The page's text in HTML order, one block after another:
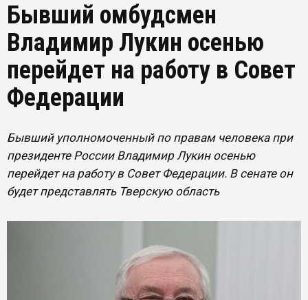
Бывший омбудсмен
Владимир Лукин осенью
перейдет на работу в Совет
Федерации
Бывший уполномоченный по правам человека при
президенте России Владимир Лукин осенью
перейдет на работу в Совет Федерации. В сенате он
будет представлять Тверскую область